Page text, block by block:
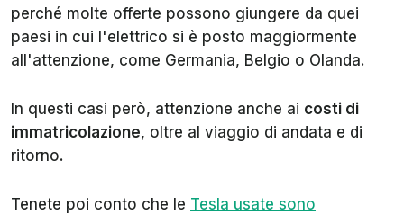
perché molte offerte possono giungere da quei
paesi in cui l'elettrico si è posto maggiormente
all'attenzione, come Germania, Belgio o Olanda.
In questi casi però, attenzione anche ai costi di
immatricolazione, oltre al viaggio di andata e di
ritorno.
Tenete poi conto che le Tesla usate sono